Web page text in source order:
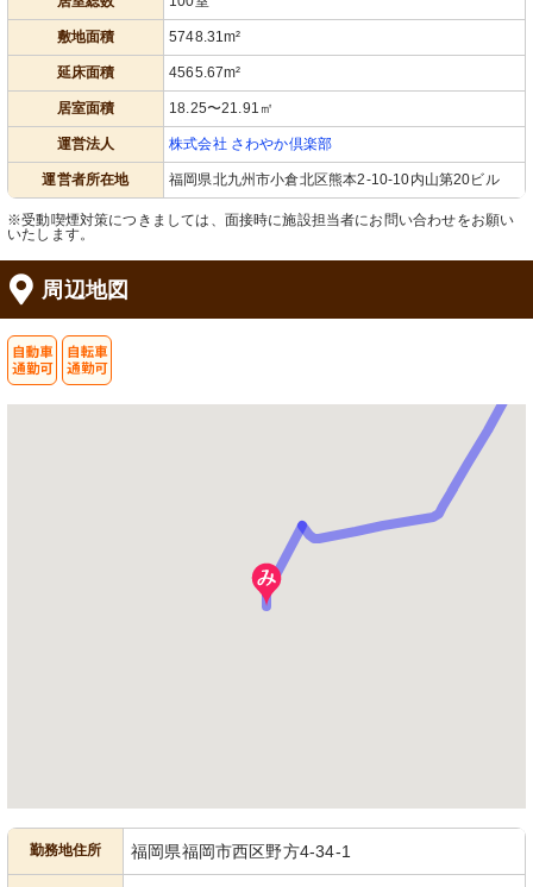
敷地面積 5748.31m²
延床面積 4565.67m²
居室面積 18.25〜21.91㎡
運営法人 株式会社 さわやか倶楽部
運営者所在地 福岡県北九州市小倉北区熊本2-10-10内山第20ビル
※受動喫煙対策につきましては、面接時に施設担当者にお問い合わせをお願い
いたします。
周辺地図
勤務地住所 福岡県福岡市西区野方4-34-1